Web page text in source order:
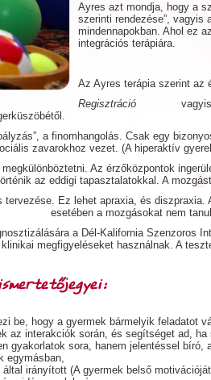
Ayres azt mondja, hogy a
szerinti rendezése”, vagyis
mindennapokban. Ahol ez
integrációs terápiára.
Az Ayres terápia szerint az
Regisztráció vagyis az
a finomhangolás. Csak egy bizonyos
zavarokhoz vezet. (A hiperaktív
Az érzőközpontok
az eddigi tapasztalatokkal. A
Ez lehet apraxia, és diszpraxia. Az
esetében a mozgásokat nem
a Dél-Kalifornia Szenzoros
megfigyeléseket használnak. A
be, hogy a gyermek bármelyik feladatot
az interakciók során, és segítséget ad, ha
gyakorlatok sora, hanem jelentéssel
egymásban,
irányított (A gyermek belső